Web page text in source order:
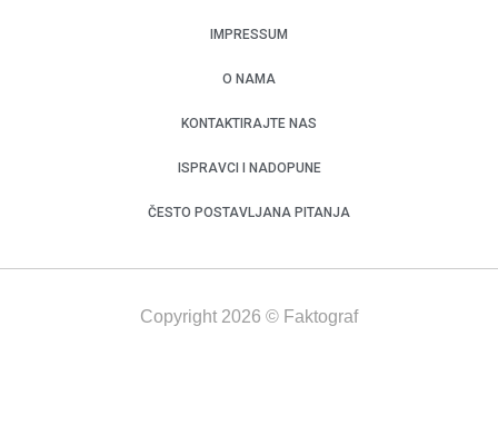
IMPRESSUM
O NAMA
KONTAKTIRAJTE NAS
ISPRAVCI I NADOPUNE
ČESTO POSTAVLJANA PITANJA
Copyright 2026 © Faktograf